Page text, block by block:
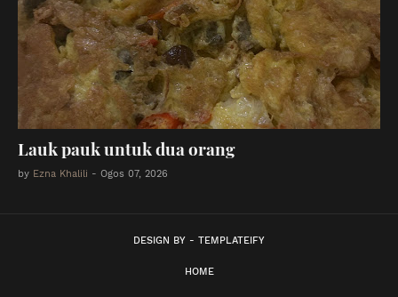
Lauk pauk untuk dua orang
by Ezna Khalili - Ogos 07, 2026
DESIGN BY - TEMPLATEIFY
HOME